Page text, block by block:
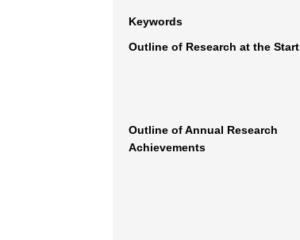
Keywords
Outline of Research at the Start
Outline of Annual Research
Achievements